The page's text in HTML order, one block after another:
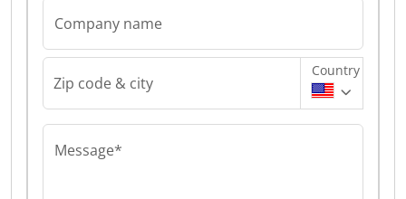
Company name
Zip code & city
Country
Message*